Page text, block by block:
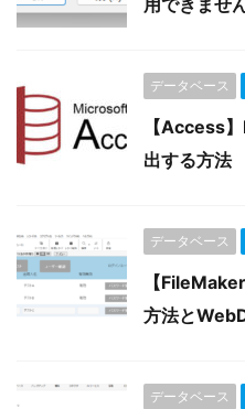
データベース
【Access
出する方法
データベース
【
方法と
データベース